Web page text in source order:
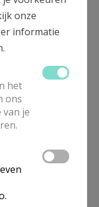
onze
informatie
het
ons
je